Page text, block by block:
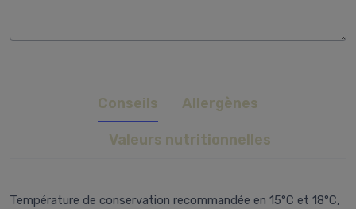
Conseils Allergènes
Valeurs nutritionnelles
Température de conservation recommandée en 15°C et 18°C,